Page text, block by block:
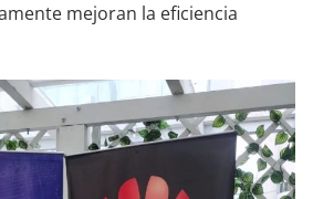
mejoran la eficiencia